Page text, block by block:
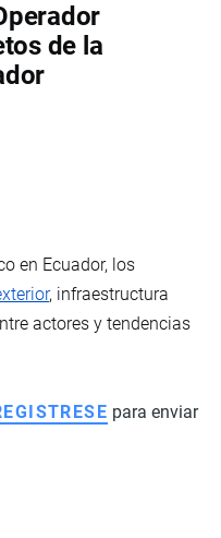
de la
en Ecuador, los
, infraestructura
actores y tendencias
para enviar